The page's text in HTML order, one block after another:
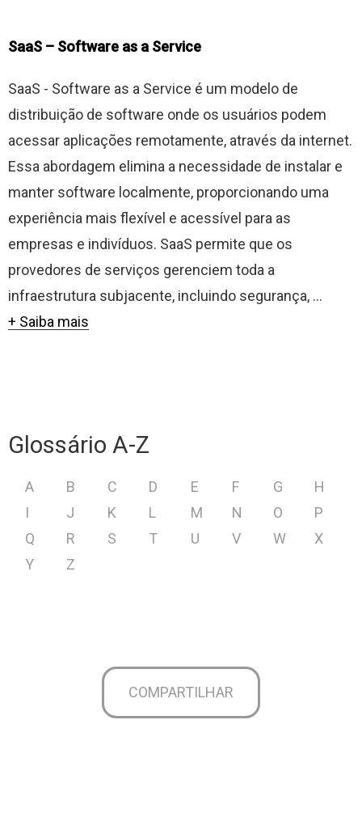
SaaS – Software as a Service
SaaS - Software as a Service é um modelo de
distribuição de software onde os usuários podem
acessar aplicações remotamente, através da internet.
Essa abordagem elimina a necessidade de instalar e
manter software localmente, proporcionando uma
experiência mais flexível e acessível para as
empresas e indivíduos. SaaS permite que os
provedores de serviços gerenciem toda a
infraestrutura subjacente, incluindo segurança, ...
+ Saiba mais
Glossário A-Z
A B C D E F G
H
I
J K L M N O
P
Q
R S T U V W
X
Y
Z
COMPARTILHAR